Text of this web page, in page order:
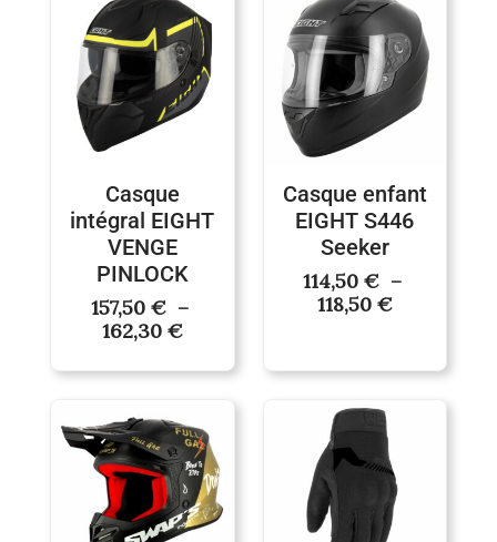
Casque
intégral EIGHT
VENGE
PINLOCK
157,50 € –
162,30 €
de
prix :
157,50 €
à
162,30 €
Casque enfant
EIGHT S446
Seeker
114,50 € –
118,50 €
de
prix :
114,50 €
à
118,50 €
de
prix :
119,50 €
à
130,50 €